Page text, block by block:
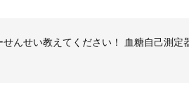
せんせい教えてください！ 血糖自己測